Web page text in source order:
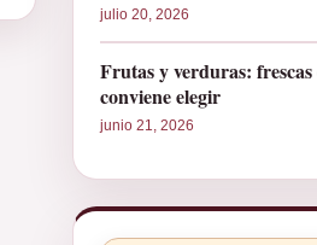
julio 20, 2026
Frutas y verduras: frescas
conviene elegir
junio 21, 2026